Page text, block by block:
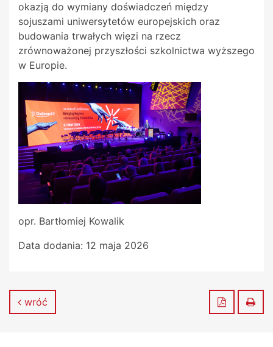
okazją do wymiany doświadczeń między
sojuszami uniwersytetów europejskich oraz
budowania trwałych więzi na rzecz
zrównoważonej przyszłości szkolnictwa wyższego
w Europie.
opr. Bartłomiej Kowalik
Data dodania: 12 maja 2026
wróć Zapisz do